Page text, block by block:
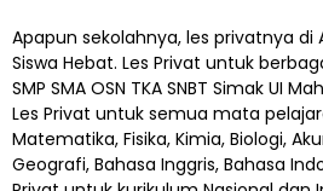
Apapun sekolahnya, les privatnya di
Siswa Hebat. Les Privat untuk
SMP SMA OSN TKA SNBT Simak UI
Les Privat untuk semua mata
Matematika, Fisika, Kimia, Biologi,
Geografi, Bahasa Inggris, Bahasa